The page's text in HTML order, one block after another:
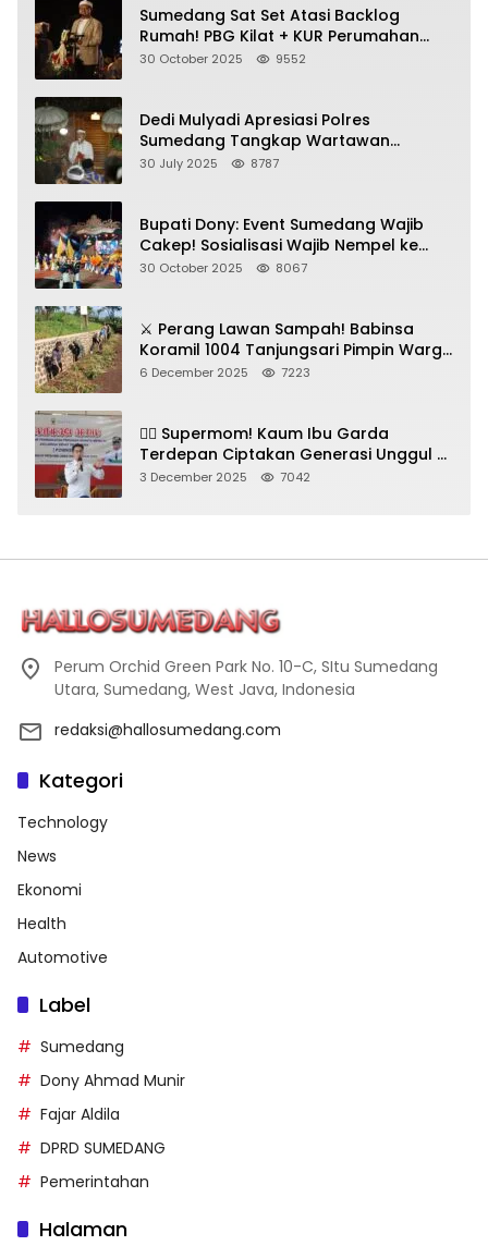
Sumedang Sat Set Atasi Backlog
Rumah! PBG Kilat + KUR Perumahan
Jadi Kunci!
30 October 2025 9552
Dedi Mulyadi Apresiasi Polres
Sumedang Tangkap Wartawan
Gadungan Pemeras Kades
30 July 2025 8787
Bupati Dony: Event Sumedang Wajib
Cakep! Sosialisasi Wajib Nempel ke
Seni Budaya!
30 October 2025 8067
⚔️ Perang Lawan Sampah! Babinsa
Koramil 1004 Tanjungsari Pimpin Warga
Bersihkan Gorong-Gorong & Plastik
6 December 2025 7223
🦸‍♀️ Supermom! Kaum Ibu Garda
Terdepan Ciptakan Generasi Unggul di
Sumedang
3 December 2025 7042
Perum Orchid Green Park No. 10-C, SItu Sumedang
Utara, Sumedang, West Java, Indonesia
redaksi@hallosumedang.com
Kategori
Technology
News
Ekonomi
Health
Automotive
Label
Sumedang
Dony Ahmad Munir
Fajar Aldila
DPRD SUMEDANG
Pemerintahan
Halaman